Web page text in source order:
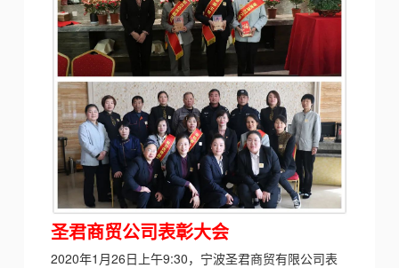
圣君商贸公司表彰大会
2020年1月26日上午9:30，宁波圣君商贸有限公司表